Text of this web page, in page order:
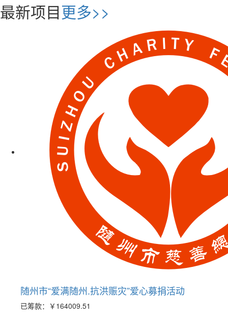
最新项目更多>>
随州市“爱满随州.抗洪赈灾”爱心募捐活动
已筹款： ￥164009.51